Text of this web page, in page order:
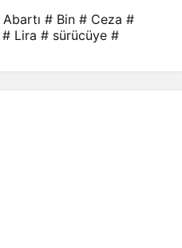
# Bin # Ceza #
# Lira # sürücüye #